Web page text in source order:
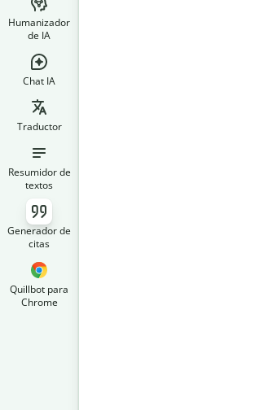
Humanizador
de IA
Chat IA
Traductor
Resumidor de
textos
Generador de
citas
Quillbot para
Chrome